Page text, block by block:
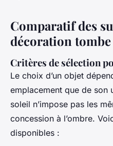
Comparatif des
décoration tombe
Critères de sélection
Le choix d’un objet
emplacement que de son
soleil n’impose pas les
concession à l’ombre.
disponibles :